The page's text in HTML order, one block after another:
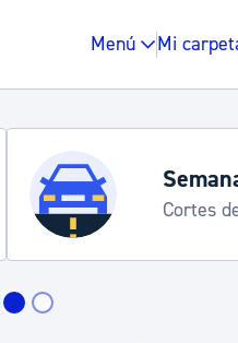
Menú Mi
Cortes